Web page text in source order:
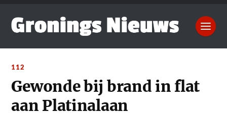
112
Gewonde bij brand in flat
aan Platinalaan